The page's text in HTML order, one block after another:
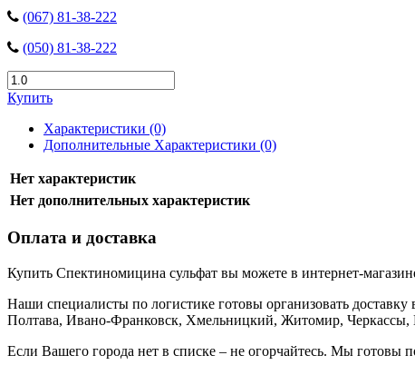
(067) 81-38-222
(050) 81-38-222
Купить
Характеристики (0)
Дополнительные Характеристики (0)
Нет характеристик
Нет дополнительных характеристик
Оплата и доставка
Купить Спектиномицина сульфат вы можете в интернет-
Наши специалисты по логистике готовы организовать
Полтава, Ивано-Франковск, Хмельницкий, Житомир,
Если Вашего города нет в списке – не огорчайтесь. Мы готовы